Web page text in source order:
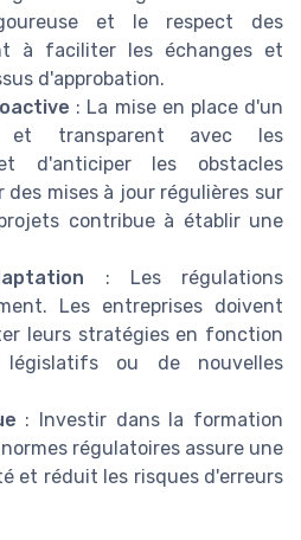
et le respect des
à faciliter les échanges et
d'approbation.
: La mise en place d'un
et transparent avec les
d'anticiper les obstacles
des mises à jour régulières sur
contribue à établir une
: Les régulations
Les entreprises doivent
leurs stratégies en fonction
législatifs ou de nouvelles
: Investir dans la formation
régulatoires assure une
et réduit les risques d'erreurs